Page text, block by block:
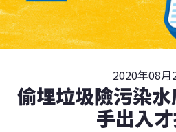
2020年08月
偷埋垃圾險污染
手出入